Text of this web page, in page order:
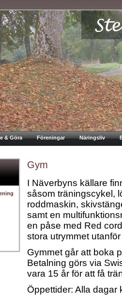
& Göra Föreningar Näringsliv
Gym
I Näverbyns källare
såsom träningscykel,
roddmaskin,
samt en
en påse med Red
stora utrymmet
Gymmet går att boka
Betalning görs via
vara 15 år för att få
Öppettider: Alla dagar